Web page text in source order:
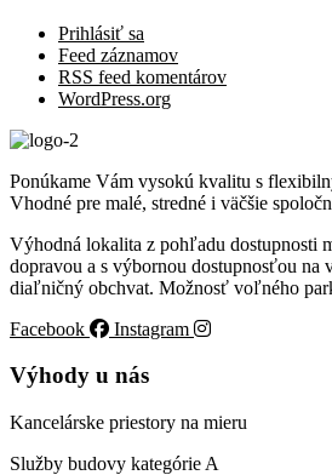
Prihlásiť sa
Feed záznamov
RSS feed komentárov
WordPress.org
Ponúkame Vám vysokú kvalitu s
Vhodné pre malé, stredné i väčšie
Výhodná lokalita z pohľadu dostupnosti
dopravou a s výbornou dostupnosťou na
diaľničný obchvat. Možnosť voľného
Facebook
Instagram
Výhody u nás
Kancelárske priestory na mieru
Služby budovy kategórie A